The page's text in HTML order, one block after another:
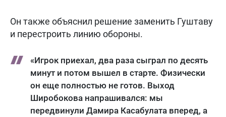
Он также объяснил решение заменить Гуштаву
и перестроить линию обороны.
«Игрок приехал, два раза сыграл по десять
минут и потом вышел в старте. Физически
он еще полностью не готов. Выход
Широбокова напрашивался: мы
передвинули Дамира Касабулата вперед, а